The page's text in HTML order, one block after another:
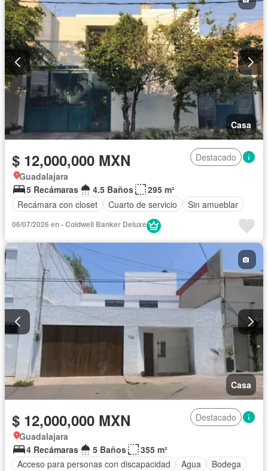
Casa
$ 12,000,000 MXN
Destacado
Guadalajara
5 Recámaras
4.5 Baños
295 m²
Recámara con closet
Cuarto de servicio Sin amueblar
06/07/2026 en - Coldwell Banker Deluxe
Casa
$ 12,000,000 MXN
Destacado
Guadalajara
4 Recámaras
5 Baños
355 m²
Acceso para personas con discapacidad
Agua
Bodega